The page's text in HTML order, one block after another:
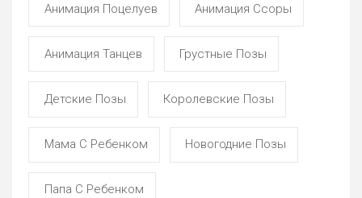
Анимация Поцелуев Анимация Ссоры
Анимация Танцев Грустные Позы
Детские Позы Королевские Позы
Мама С Ребенком Новогодние Позы
Папа С Ребенком